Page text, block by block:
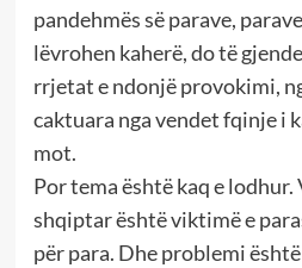
pandehmës së parave,
lëvrohen kaherë, do të
rrjetat e ndonjë provokimi,
caktuara nga vendet fqinje i
mot.
Por tema është kaq e
shqiptar është viktimë e
për para. Dhe problemi